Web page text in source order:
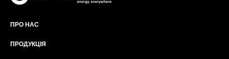
ПРО НАС
ПРОДУКЦІЯ